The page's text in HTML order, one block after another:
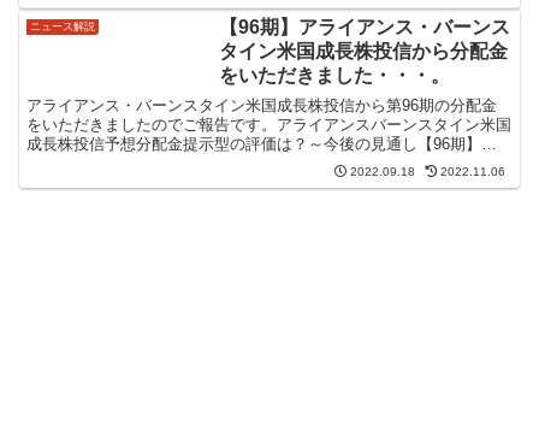
ニュース解説
【96期】アライアンス・バーンス
タイン米国成長株投信から分配金
をいただきました・・・。
アライアンス・バーンスタイン米国成長株投信から第96期の分配金
をいただきましたのでご報告です。アライアンスバーンスタイン米国
成長株投信予想分配金提示型の評価は？～今後の見通し【96期】ア
ライアンス・バーンスタイン米国成長株投信から分配金をい...
2022.09.18 2022.11.06